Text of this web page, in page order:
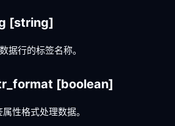
[string]
据行的标签名称。
[boolean]
性格式处理数据。